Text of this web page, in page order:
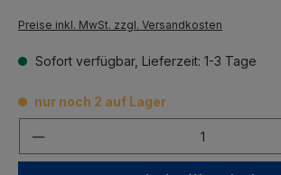
Preise inkl. MwSt. zzgl. Versandkosten
Sofort verfügbar, Lieferzeit: 1-3 Tage
nur noch 2 auf Lager